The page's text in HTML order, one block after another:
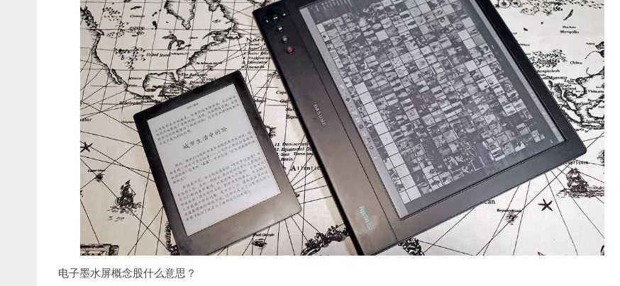
电子墨水屏概念股什么意思？